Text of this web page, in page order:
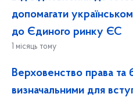
допомагати
до Єдиного ринку ЄС
1 місяць тому
Верховенство права та
визначальними для